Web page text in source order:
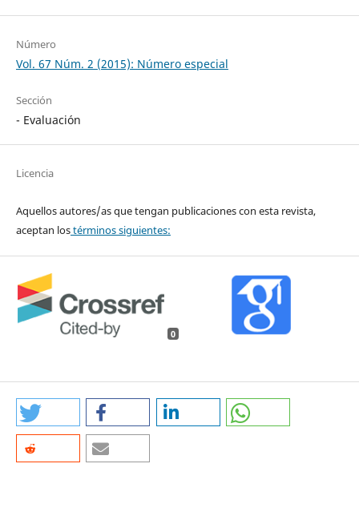
Número
Vol. 67 Núm. 2 (2015): Número especial
Sección
- Evaluación
Licencia
Aquellos autores/as que tengan publicaciones con esta revista,
aceptan lostérminos siguientes:
0